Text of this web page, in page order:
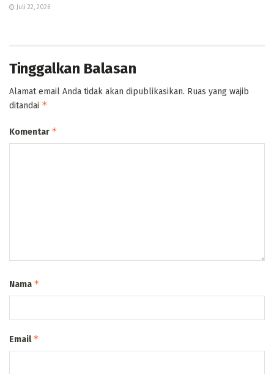
Juli 22, 2026
Tinggalkan Balasan
Alamat email Anda tidak akan dipublikasikan. Ruas yang wajib
ditandai *
Komentar *
Nama *
Email*